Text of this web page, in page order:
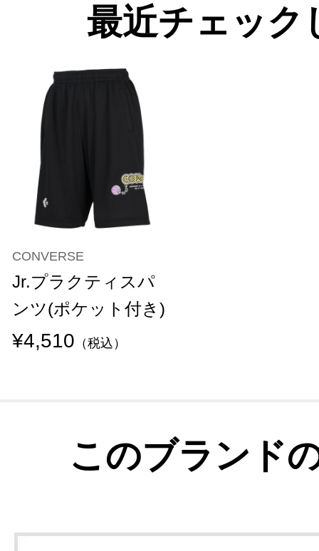
最近チェック
CONVERSE
Jr.プラクティスパ
ンツ(ポケット付き)
¥4,510 （税込）
このブランド